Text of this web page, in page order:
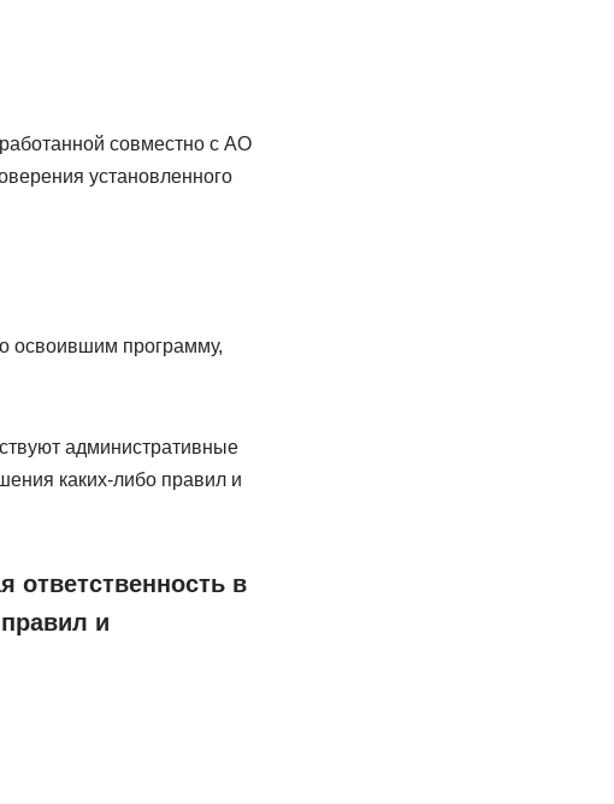
совместно с АО
установленного
освоившим программу,
административные
каких-либо правил и
в
и